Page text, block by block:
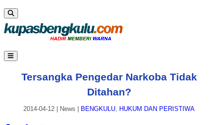
Tersangka Pengedar Narkoba Tidak
Ditahan?
2014-04-12 News BENGKULU, HUKUM DAN PERISTIWA